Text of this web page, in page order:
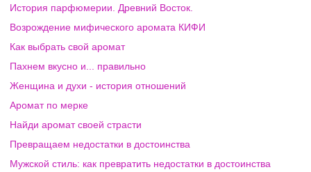
История парфюмерии. Древний Восток.
Возрождение мифического аромата КИФИ
Как выбрать свой аромат
Пахнем вкусно и... правильно
Женщина и духи - история отношений
Аромат по мерке
Найди аромат своей страсти
Превращаем недостатки в достоинства
Мужской стиль: как превратить недостатки в достоинства